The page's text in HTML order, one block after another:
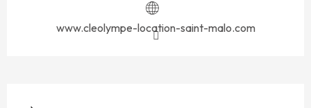
www.cleolympe-location-saint-malo.com